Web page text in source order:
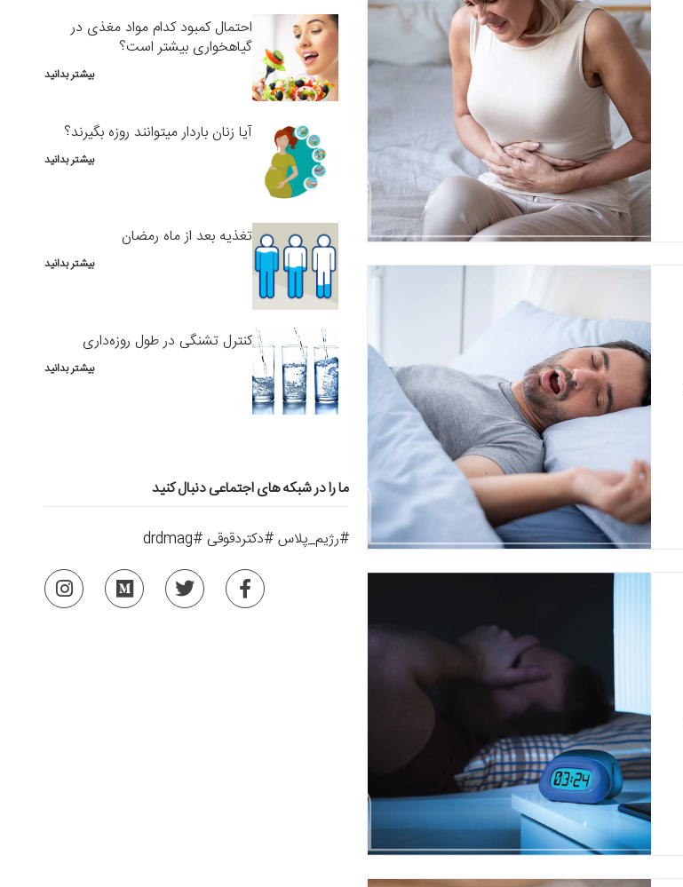
احتمال کمبود کدام مواد مغذی در
گیاهخواری بیشتر است؟
بیشتر بدانید
آیا زنان باردار میتوانند روزه بگیرند؟
بیشتر بدانید
تغذیه بعد از ماه رمضان
بیشتر بدانید
کنترل تشنگی در طول روزه‌داری
بیشتر بدانید
ما را در شبکه های اجتماعی دنبال کنید
#رژیم_پلاس #دکتردقوقی #drdmag